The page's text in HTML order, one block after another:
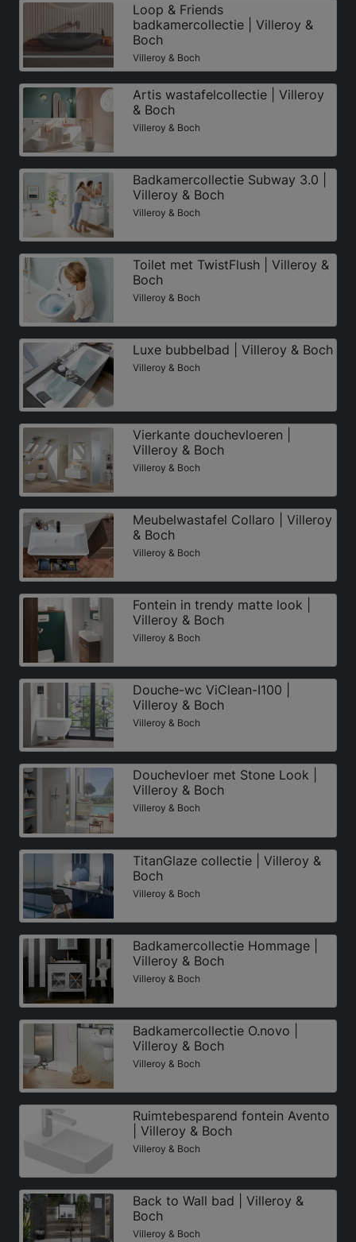
Loop & Friends
badkamercollectie | Villeroy &
Boch
Villeroy & Boch
Artis wastafelcollectie | Villeroy
& Boch
Villeroy & Boch
Badkamercollectie Subway 3.0 |
Villeroy & Boch
Villeroy & Boch
Toilet met TwistFlush | Villeroy &
Boch
Villeroy & Boch
Luxe bubbelbad | Villeroy & Boch
Villeroy & Boch
Vierkante douchevloeren |
Villeroy & Boch
Villeroy & Boch
Meubelwastafel Collaro | Villeroy
& Boch
Villeroy & Boch
Fontein in trendy matte look |
Villeroy & Boch
Villeroy & Boch
Douche-wc ViClean-I100 |
Villeroy & Boch
Villeroy & Boch
Douchevloer met Stone Look |
Villeroy & Boch
Villeroy & Boch
TitanGlaze collectie | Villeroy &
Boch
Villeroy & Boch
Badkamercollectie Hommage |
Villeroy & Boch
Villeroy & Boch
Badkamercollectie O.novo |
Villeroy & Boch
Villeroy & Boch
Ruimtebesparend fontein Avento
| Villeroy & Boch
Villeroy & Boch
Back to Wall bad | Villeroy &
Boch
Villeroy & Boch